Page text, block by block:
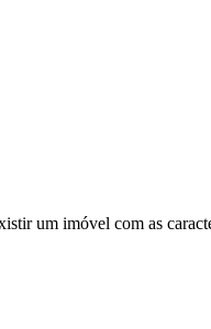
um imóvel com as